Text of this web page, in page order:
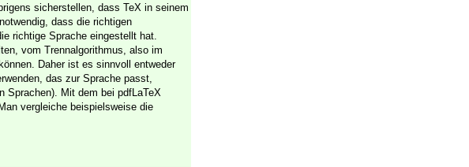
sicherstellen, dass TeX in seinem
dass die richtigen
richtige Sprache eingestellt hat.
vom Trennalgorithmus, also im
Daher ist es sinnvoll entweder
das zur Sprache passt,
Sprachen). Mit dem bei pdfLaTeX
vergleiche beispielsweise die